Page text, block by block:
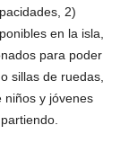
2)
en la isla,
para poder
sillas de ruedas,
niños y jóvenes